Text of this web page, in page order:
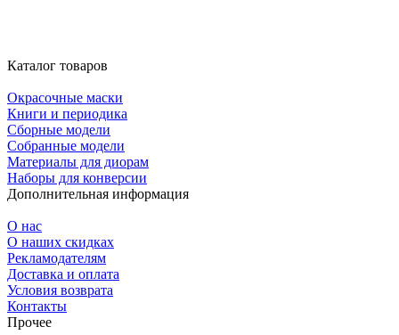
Каталог товаров
Окрасочные маски
Книги и периодика
Сборные модели
Собранные модели
Материалы для диорам
Наборы для конверсии
Дополнительная информация
О нас
О наших скидках
Рекламодателям
Доставка и оплата
Условия возврата
Контакты
Прочее